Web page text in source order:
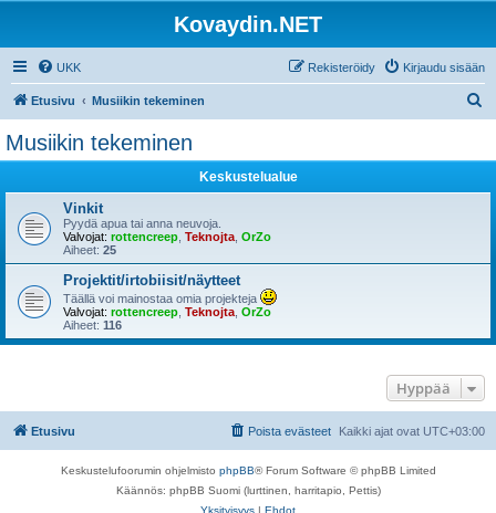
Kovaydin.NET
UKK Kirjaudu sisään
Rekisteröidy
Etusivu Musiikin tekeminen
Musiikin tekeminen
Keskustelualue
Vinkit
Pyydä apua tai anna neuvoja.
Valvojat: rottencreep Teknojta OrZo
Aiheet: 25
Projektit/irtobiisit/näytteet
Täällä voi mainostaa omia projekteja
Valvojat: rottencreep Teknojta OrZo
Aiheet: 116
Hyppää
Etusivu Kaikki ajat ovat UTC+03:00
Poista evästeet
Keskustelufoorumin ohjelmisto phpBB® Forum Software © phpBB Limited
Käännös: phpBB Suomi (lurttinen, harritapio, Pettis)
Yksityisyys | Ehdot